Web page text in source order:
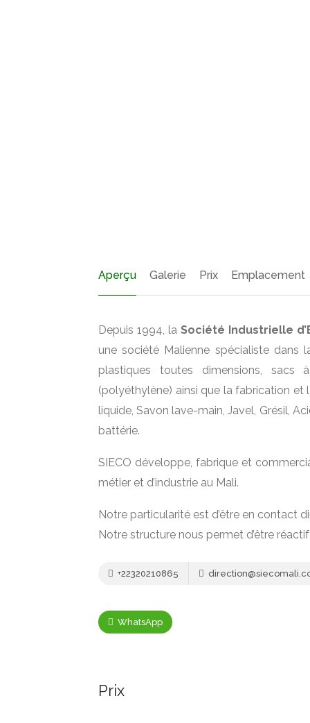
Aperçu Galerie Prix Emplacement
Depuis 1994, laSociété Industrielle
une société Malienne spécialiste dans
plastiques toutes dimensions, sacs
(polyéthylène) ainsi que la fabrication et
liquide, Savon lave-main, Javel, Grésil,
battérie.
SIECO développe, fabrique et
métier et d’industrie au Mali.
Notre particularité est d’être en contact
Notre structure nous permet d’être
+22320210865
WhatsApp
Prix